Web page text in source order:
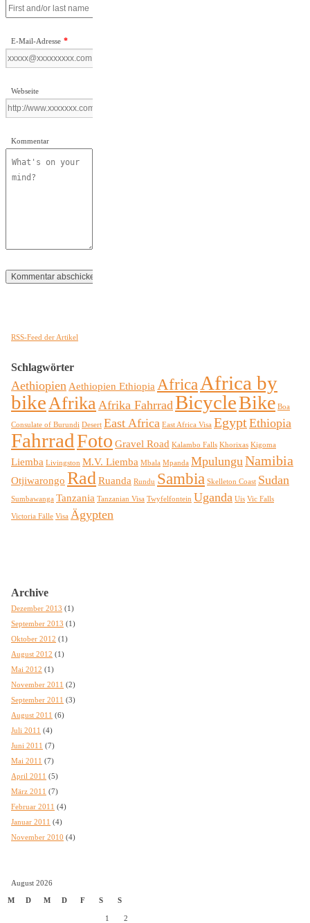
E-Mail-Adresse *
Webseite
Kommentar
RSS-Feed der Artikel
Schlagwörter
Aethiopien Aethiopien Ethiopia Africa Africa by
bikeAfrika Afrika FahrradBicycleBike Boa
Consulate of Burundi Desert East Africa East Africa Visa Egypt Ethiopia
FahrradFoto Gravel Road Kalambo Falls Khorixas Kigoma
Liemba Livingston M.V. Liemba Mbala Mpanda MpulunguNamibia
Otjiwarongo RadRuanda Rundu Sambia Skelleton Coast Sudan
Sumbawanga Tanzania Tanzanian Visa Twyfelfontein Uganda Uis Vic Falls
Victoria Fälle Visa Ägypten
Archive
Dezember 2013 (1)
September 2013 (1)
Oktober 2012 (1)
August 2012 (1)
Mai 2012 (1)
November 2011 (2)
September 2011 (3)
August 2011 (6)
Juli 2011 (4)
Juni 2011 (7)
Mai 2011 (7)
April 2011 (5)
März 2011 (7)
Februar 2011 (4)
Januar 2011 (4)
November 2010 (4)
August 2026
M D M D F S S
1 2